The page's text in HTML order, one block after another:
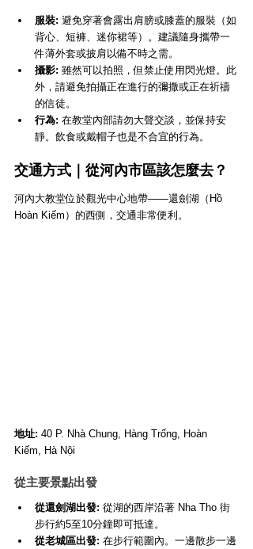
服裝: 避免穿著會露出肩膀或膝蓋的服裝（如
背心、短褲、迷你裙等）。建議隨身攜帶一
件薄外套或披肩以備不時之需。
攝影: 雖然可以拍照，但禁止使用閃光燈。此
外，請避免拍攝正在進行的彌撒或正在祈禱
的信徒。
行為: 在教堂內部請勿大聲交談，並保持安
靜。飲食或戴帽子也是不合宜的行為。
交通方式｜從河內市區該怎麼去？
河內大教堂位於觀光中心地帶——還劍湖（Hồ
Hoàn Kiếm）的西側，交通非常便利。
地址: 40 P. Nhà Chung, Hàng Trống, Hoàn
Kiếm, Hà Nội
從主要景點出發
從還劍湖出發: 從湖的西岸沿著 Nha Tho 街
步行約5至10分鐘即可抵達。
從老城區出發: 在步行範圍內。一邊散步一邊